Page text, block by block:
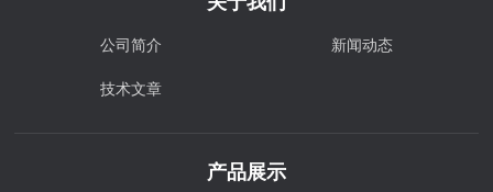
公司简介 新闻动态
技术文章
产品展示